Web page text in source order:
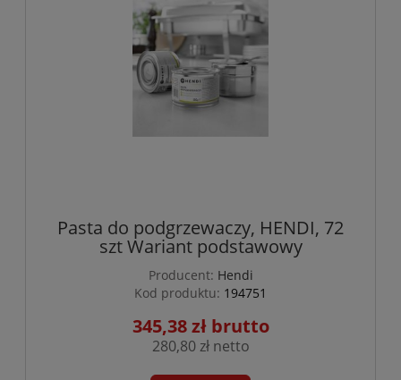
Pasta do podgrzewaczy, HENDI, 72
szt Wariant podstawowy
Producent: Hendi
Kod produktu: 194751
345,38 zł
280,80 zł